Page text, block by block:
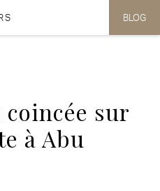
BLOG
coincée sur
à Abu